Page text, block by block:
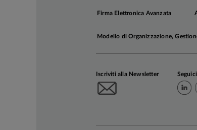
taglio.
solida
Firma Elettronica Avanzata
Modello di Organizzazione,
Iscriviti alla Newsletter